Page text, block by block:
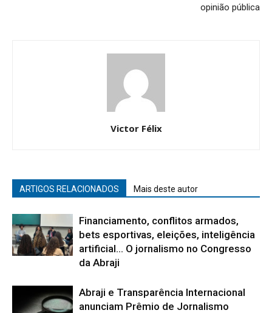
opinião pública
Victor Félix
ARTIGOS RELACIONADOS Mais deste autor
Financiamento, conflitos armados,
bets esportivas, eleições, inteligência
artificial… O jornalismo no Congresso
da Abraji
Abraji e Transparência Internacional
anunciam Prêmio de Jornalismo